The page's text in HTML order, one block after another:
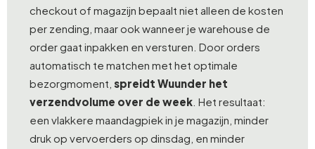
checkout of magazijn bepaalt niet alleen de kosten
per zending, maar ook wanneer je warehouse de
order gaat inpakken en versturen. Door orders
automatisch te matchen met het optimale
bezorgmoment, spreidt Wuunder het
verzendvolume over de week . Het resultaat:
een vlakkere maandagpiek in je magazijn, minder
druk op vervoerders op dinsdag, en minder